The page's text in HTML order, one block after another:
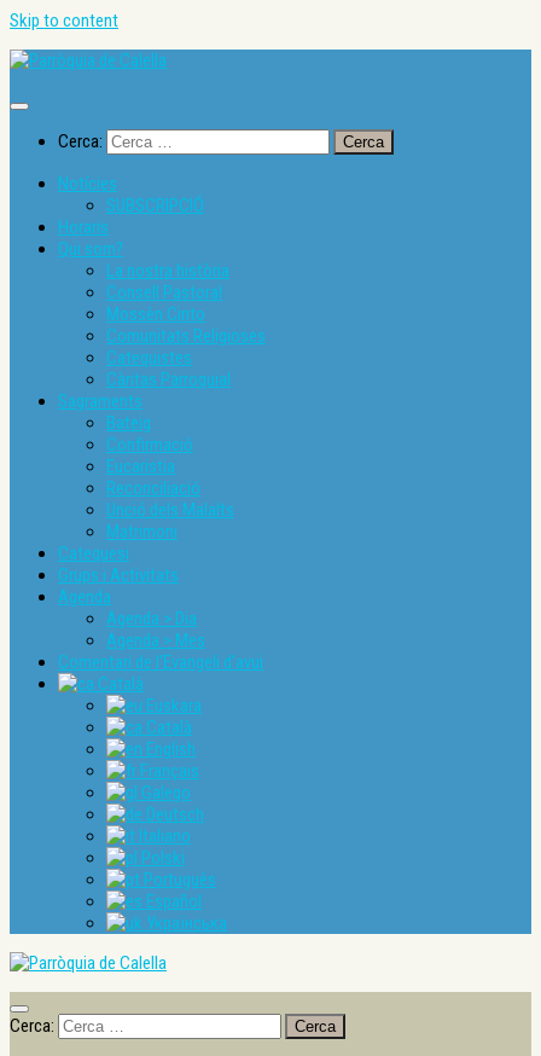
Skip to content
Cerca:
Notícies
SUBSCRIPCIÓ
Horaris
Qui som?
La nostra història
Consell Pastoral
Mossèn Cinto
Comunitats Religioses
Catequistes
Càritas Parroquial
Sagraments
Bateig
Confirmació
Eucaristia
Reconciliació
Unció dels Malalts
Matrimoni
Catequesi
Grups i Activitats
Agenda
Agenda > Dia
Agenda > Mes
Comentari de l’Evangeli d’avui
Català
Euskara
Català
English
Français
Galego
Deutsch
Italiano
Polski
Português
Español
Українська
Cerca: